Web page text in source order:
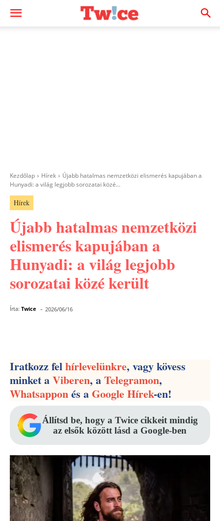
Kezdőlap Hírek
Újabb hatalmas nemzetközi elismerés kapujában a
Hunyadi: a világ legjobb sorozatai közé...
Hírek
Újabb hatalmas nemzetközi
elismerés kapujában a
Hunyadi: a világ legjobb
sorozatai közé került
Írta: Twice - 2026/06/16
Iratkozz felhírlevelünkre, vagy kövess
minket aViberen, aTelegramon,
Whatsapponés aGoogle Hírek-en!
Állítsd be, hogy a Twice cikkeit mindig
az elsők között lásd a Google-ben